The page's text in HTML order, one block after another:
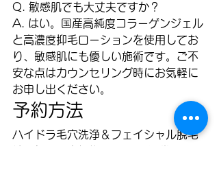
Q. 敏感肌でも大丈夫ですか？
A. はい。国産高純度コラーゲンジェル
と高濃度抑毛ローションを使用してお
り、敏感肌にも優しい施術です。ご不
安な点はカウンセリング時にお気軽に
お申し出ください。
予約方法
ハイドラ毛穴洗浄＆フェイシャル脱毛